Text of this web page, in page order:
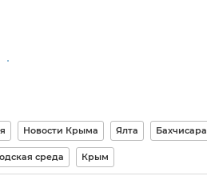
Новости Крыма Ялта
среда Крым